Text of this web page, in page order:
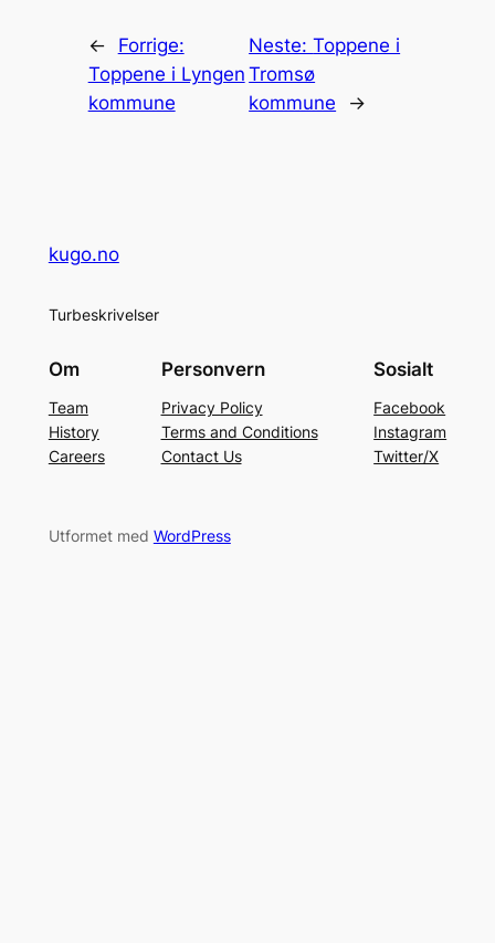
←
Forrige:
Toppene i Lyngen
kommune
Neste:Toppene i
Tromsø
kommune
→
kugo.no
Turbeskrivelser
Om
Team
History
Careers
Personvern
Privacy Policy
Terms and Conditions
Contact Us
Sosialt
Facebook
Instagram
Twitter/X
Utformet med WordPress